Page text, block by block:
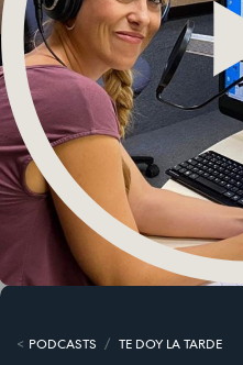
PODCASTS TE DOY LA TARDE